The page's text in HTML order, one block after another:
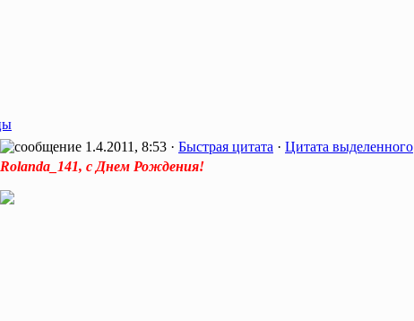
1.4.2011, 8:53 · Быстрая цитата · Цитата выделенного
Rolanda_141, с Днем Рождения!